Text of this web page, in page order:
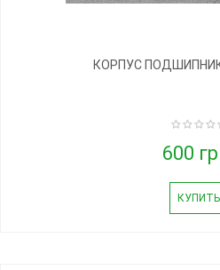
КОРПУС
600
КУПИТЬ